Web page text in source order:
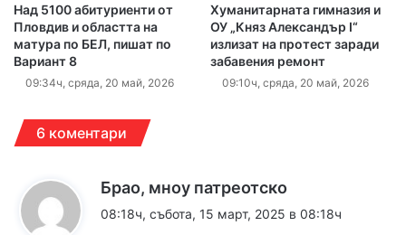
Над 5100 абитуриенти от
Пловдив и областта на
матура по БЕЛ, пишат по
Вариант 8
09:34ч, сряда, 20 май, 2026
Хуманитарната гимназия и
ОУ „Княз Александър I“
излизат на протест заради
забавения ремонт
09:10ч, сряда, 20 май, 2026
6 коментари
Брао, мноу патреотско
08:18ч, събота, 15 март, 2025 в 08:18ч